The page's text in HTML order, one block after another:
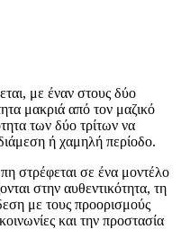
με έναν στους δύο
μακριά από τον μαζικό
των δύο τρίτων να
ή χαμηλή περίοδο.
στρέφεται σε ένα μοντέλο
στην αυθεντικότητα, τη
με τους προορισμούς
και την προστασία